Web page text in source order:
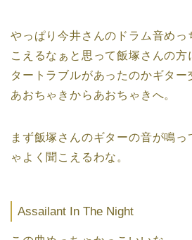
やっぱり今井さんのドラム音めっ
こえるなぁと思って飯塚さんの
タートラブルがあったのかギター
あおちゃきからあおちゃきへ。
まず飯塚さんのギターの音が鳴っ
ゃよく聞こえるわな。
Assailant In The Night